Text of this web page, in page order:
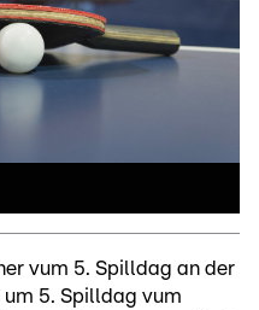
vum 5. Spilldag an der
um 5. Spilldag vum